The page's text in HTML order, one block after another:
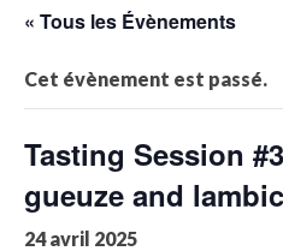
« Tous les Évènements
Cet évènement est passé.
Tasting Session
gueuze and lambic
24 avril 2025